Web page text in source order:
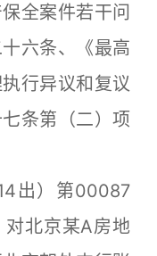
全案件若干问
六条、《最高
行异议和复议
条第（二）项
出）第00087
对北京某A房地